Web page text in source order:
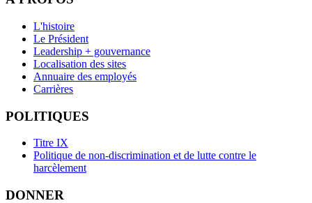
L'histoire
Le Président
Leadership + gouvernance
Localisation des sites
Annuaire des employés
Carrières
POLITIQUES
Titre IX
Politique de non-discrimination et de lutte contre le
harcèlement
DONNER